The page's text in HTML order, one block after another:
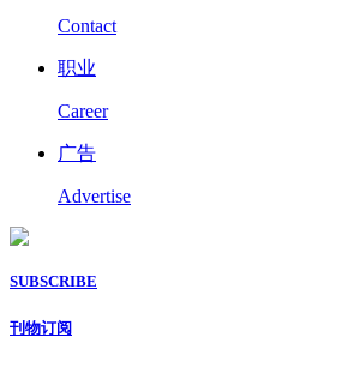
Contact
职业
Career
广告
Advertise
SUBSCRIBE
刊物订阅